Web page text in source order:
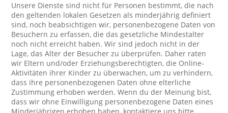
Unsere Dienste sind nicht für Personen bestimmt, die nach
den geltenden lokalen Gesetzen als minderjährig definiert
sind, noch beabsichtigen wir, personenbezogene Daten von
Besuchern zu erfassen, die das gesetzliche Mindestalter
noch nicht erreicht haben. Wir sind jedoch nicht in der
Lage, das Alter der Besucher zu überprüfen. Daher raten
wir Eltern und/oder Erziehungsberechtigten, die Online-
Aktivitäten ihrer Kinder zu überwachen, um zu verhindern,
dass ihre personenbezogenen Daten ohne elterliche
Zustimmung erhoben werden. Wenn du der Meinung bist,
dass wir ohne Einwilligung personenbezogene Daten eines